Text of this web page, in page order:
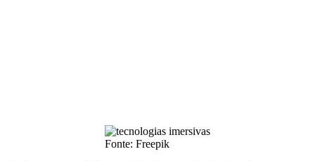
Fonte: Freepik